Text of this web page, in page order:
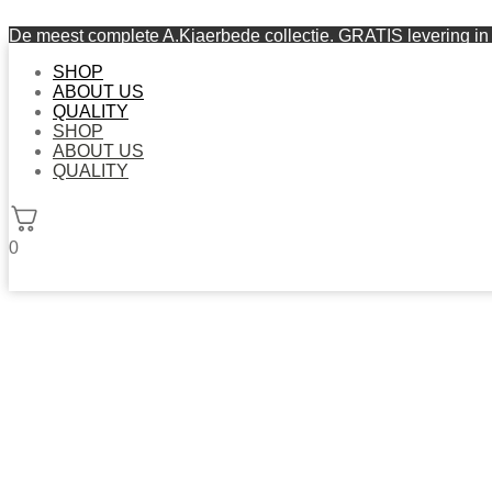
De meest complete A.Kjaerbede collectie. GRATIS levering
SHOP
ABOUT US
QUALITY
SHOP
ABOUT US
QUALITY
0